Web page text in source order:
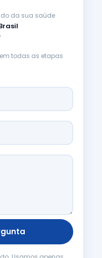
da sua saúde
todas as etapas